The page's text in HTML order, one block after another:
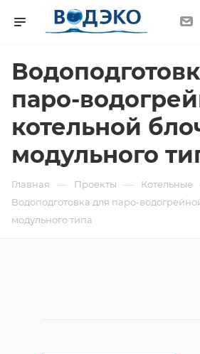
паро-
котельной
модульного
Главная — Проекты — Котельные
Водоподготовка для паро-
модульного типа